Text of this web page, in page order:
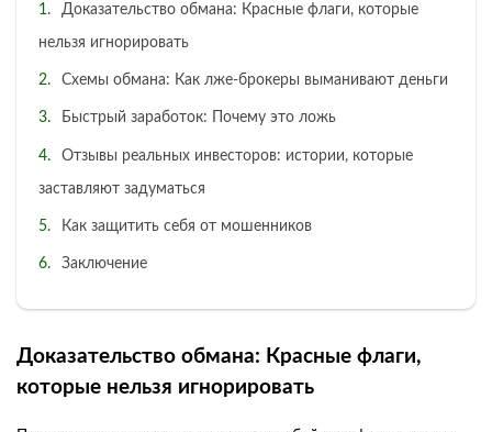
Доказательство обмана: Красные флаги, которые
нельзя игнорировать
Схемы обмана: Как лже-брокеры выманивают деньги
Быстрый заработок: Почему это ложь
Отзывы реальных инвесторов: истории, которые
заставляют задуматься
Как защитить себя от мошенников
Заключение
Доказательство обмана: Красные флаги,
которые нельзя игнорировать